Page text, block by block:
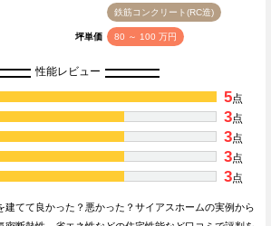
鉄筋コンクリート(RC造)
坪単価 80 ～ 100 万円
性能レビュー
5点
3点
3点
3点
3点
建てて良かった？悪かった？サイアスホームの実例から